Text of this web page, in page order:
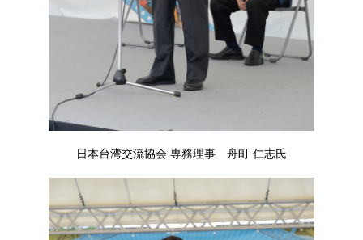
日本台湾交流協会 専務理事 舟町 仁志氏